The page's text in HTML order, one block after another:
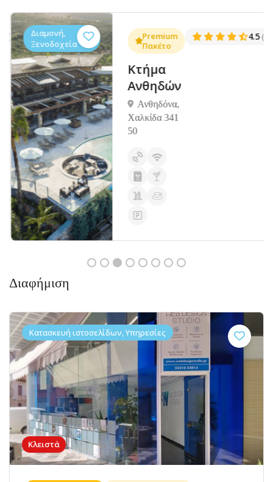
(1381)
Διαμονή,
Ξενοδοχεία
Premium
Πακέτο
Κτήμα
Ανθηδών
Ανθηδόνα,
Χαλκίδα 341
50
4.5
Διαφήμιση
Κλειστά
Κατασκευή ιστοσελίδων, Υπηρεσίες